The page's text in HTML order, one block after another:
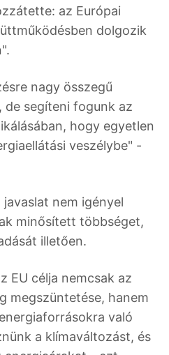
az Európai
dolgozik
nagy összegű
de segíteni fogunk az
hogy egyetlen
veszélybe" -
nem igényel
minősített többséget,
illetően.
EU célja nemcsak az
megszüntetése, hanem
való
a klímaváltozást, és